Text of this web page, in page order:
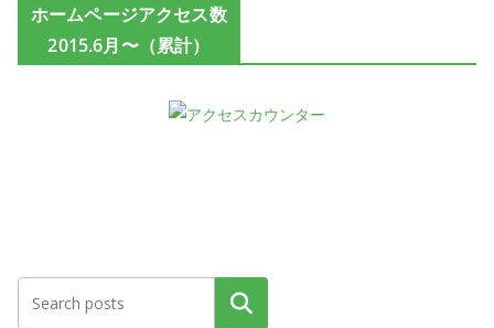
ホームページアクセス数
2015.6月〜（累計）
検索